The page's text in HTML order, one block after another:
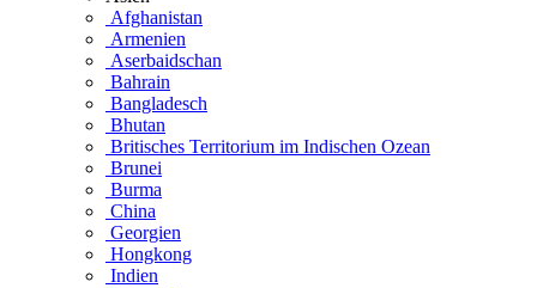
Afghanistan
Armenien
Aserbaidschan
Bahrain
Bangladesch
Bhutan
Britisches Territorium im Indischen Ozean
Brunei
Burma
China
Georgien
Hongkong
Indien